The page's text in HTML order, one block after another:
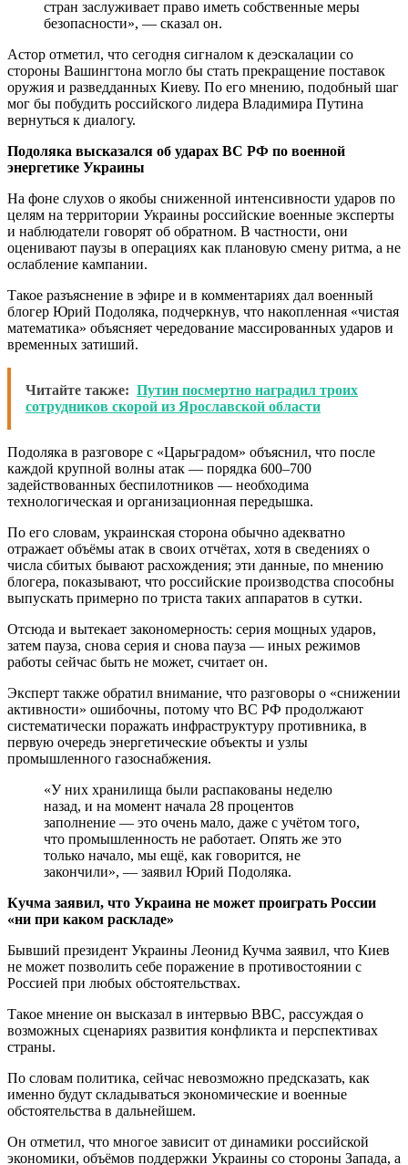
стран заслуживает право иметь собственные меры
безопасности», — сказал он.
Астор отметил, что сегодня сигналом к деэскалации со
стороны Вашингтона могло бы стать прекращение поставок
оружия и разведданных Киеву. По его мнению, подобный шаг
мог бы побудить российского лидера Владимира Путина
вернуться к диалогу.
Подоляка высказался об ударах ВС РФ по военной
энергетике Украины
На фоне слухов о якобы сниженной интенсивности ударов по
целям на территории Украины российские военные эксперты
и наблюдатели говорят об обратном. В частности, они
оценивают паузы в операциях как плановую смену ритма, а не
ослабление кампании.
Такое разъяснение в эфире и в комментариях дал военный
блогер Юрий Подоляка, подчеркнув, что накопленная «чистая
математика» объясняет чередование массированных ударов и
временных затиший.
Читайте также: Путин посмертно наградил троих
сотрудников скорой из Ярославской области
Подоляка в разговоре с «Царьградом» объяснил, что после
каждой крупной волны атак — порядка 600–700
задействованных беспилотников — необходима
технологическая и организационная передышка.
По его словам, украинская сторона обычно адекватно
отражает объёмы атак в своих отчётах, хотя в сведениях о
числа сбитых бывают расхождения; эти данные, по мнению
блогера, показывают, что российские производства способны
выпускать примерно по триста таких аппаратов в сутки.
Отсюда и вытекает закономерность: серия мощных ударов,
затем пауза, снова серия и снова пауза — иных режимов
работы сейчас быть не может, считает он.
Эксперт также обратил внимание, что разговоры о «снижении
активности» ошибочны, потому что ВС РФ продолжают
систематически поражать инфраструктуру противника, в
первую очередь энергетические объекты и узлы
промышленного газоснабжения.
«У них хранилища были распакованы неделю
назад, и на момент начала 28 процентов
заполнение — это очень мало, даже с учётом того,
что промышленность не работает. Опять же это
только начало, мы ещё, как говорится, не
закончили», — заявил Юрий Подоляка.
Кучма заявил, что Украина не может проиграть России
«ни при каком раскладе»
Бывший президент Украины Леонид Кучма заявил, что Киев
не может позволить себе поражение в противостоянии с
Россией при любых обстоятельствах.
Такое мнение он высказал в интервью BBC, рассуждая о
возможных сценариях развития конфликта и перспективах
страны.
По словам политика, сейчас невозможно предсказать, как
именно будут складываться экономические и военные
обстоятельства в дальнейшем.
Он отметил, что многое зависит от динамики российской
экономики, объёмов поддержки Украины со стороны Запада, а